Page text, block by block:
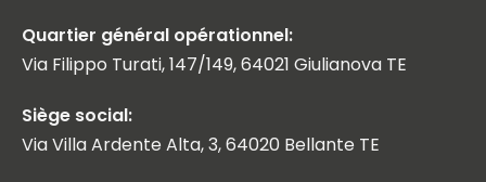
Quartier général opérationnel:
Via Filippo Turati, 147/149, 64021 Giulianova TE
Siège social:
Via Villa Ardente Alta, 3, 64020 Bellante TE